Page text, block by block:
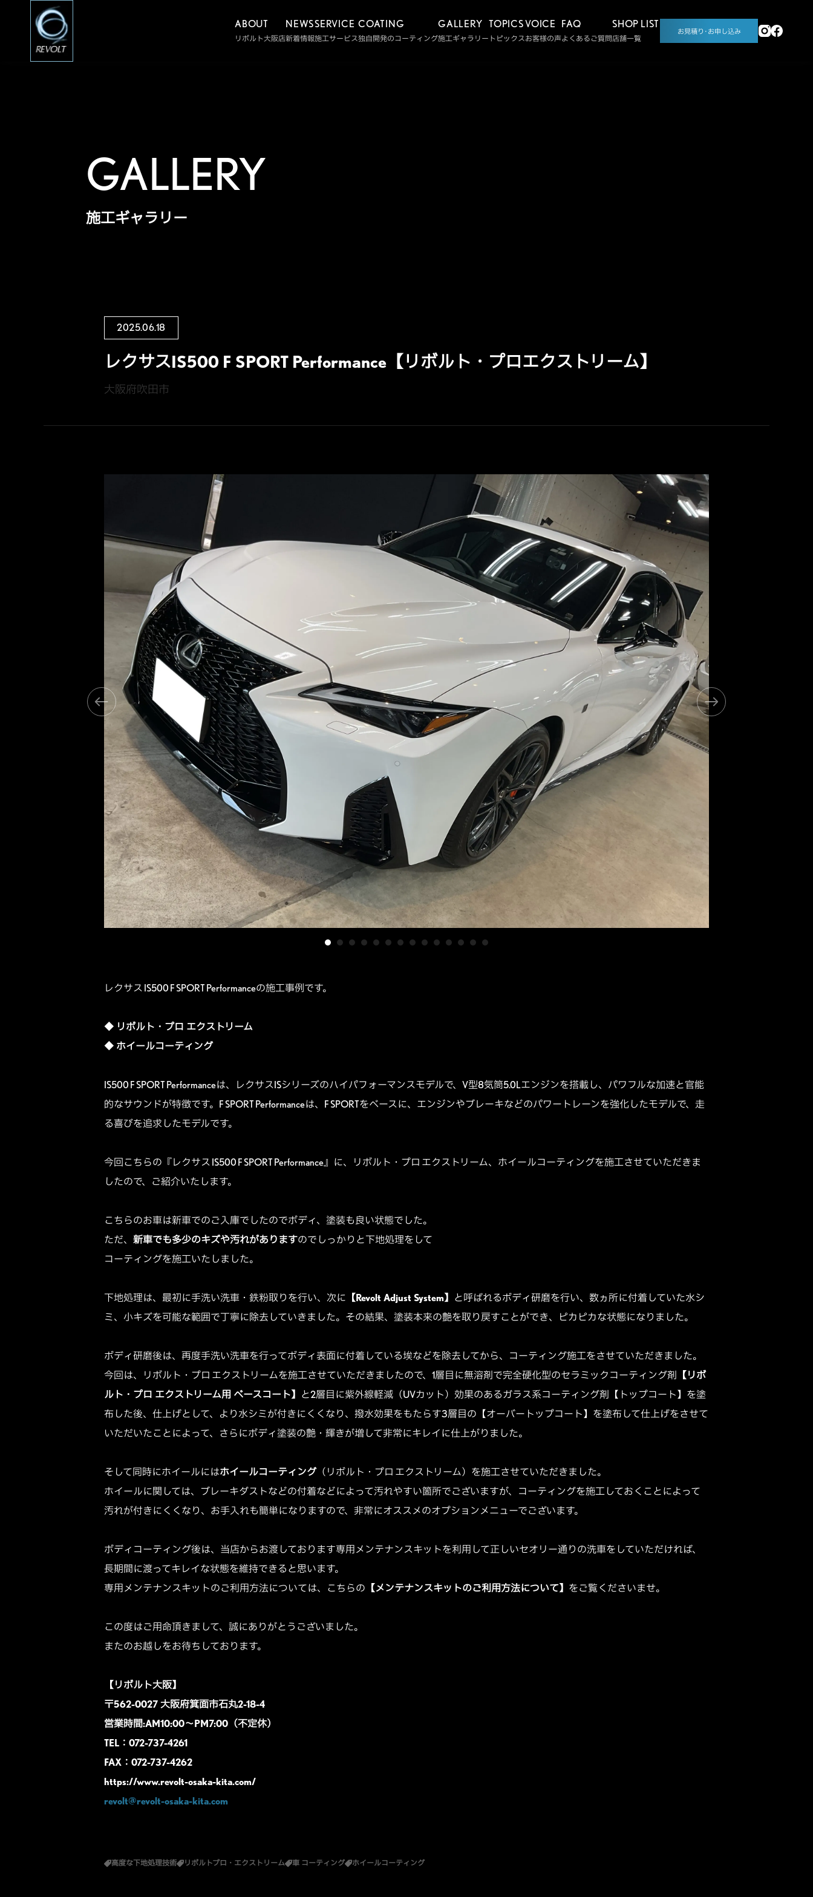
ABOUT
リボルト大阪店
NEWS
新着情報
SERVICE
施工サービス
COATING
独自開発のコーティング
GALLERY
施工ギャラリー
TOPICS
トピックス
VOICE
お客様の声
FAQ
よくあるご質問
SHOP LIST
店舗一覧
お見積り･お申し込み
GALLERY
施工ギャラリー
2025.06.18
レクサスIS500 F SPORT Performance【リボルト・プロエクストリーム】
大阪府吹田市
レクサス IS500 F SPORT Performanceの施工事例です。
◆ リボルト・プロ エクストリーム
◆ ホイールコーティング
IS500 F SPORT Performanceは、レクサスISシリーズのハイパフォーマンスモデルで、V型8気筒5.0Lエンジンを搭載し、パワフルな加速と官能
的なサウンドが特徴です。 F SPORT Performanceは、F SPORTをベースに、エンジンやブレーキなどのパワートレーンを強化したモデルで、走
る喜びを追求したモデルです。
今回こちらの『レクサス IS500 F SPORT Performance』に、リボルト・プロ エクストリーム、ホイールコーティングを施工させていただきま
したので、ご紹介いたします。
こちらのお車は新車でのご入庫でしたのでボディ、塗装も良い状態でした。
ただ、 新車でも多少のキズや汚れがありますのでしっかりと下地処理をして
コーティングを施工いたしました。
下地処理は、最初に手洗い洗車・鉄粉取りを行い、次に 【Revolt Adjust System】
と呼ばれるボディ研磨を行い、数ヵ所に付着していた水シ
ミ、小キズを可能な範囲で丁寧に除去していきました。その結果、塗装本来の艶を取り戻すことができ、ピカピカな状態になりました。
ボディ研磨後は、再度手洗い洗車を行ってボディ表面に付着している埃などを除去してから、コーティング施工をさせていただきました。
今回は、リボルト・プロ エクストリームを施工させていただきましたので、1層目に無溶剤で完全硬化型のセラミックコーティング剤
【リボ
ルト・プロ エクストリーム用 ベースコート】
と2層目に紫外線軽減（UVカット）効果のあるガラス系コーティング剤【トップコート】を塗
布した後、仕上げとして、より水シミが付きにくくなり、撥水効果をもたらす3層目の【オーバートップコート】を塗布して仕上げをさせて
いただいたことによって、さらにボディ塗装の艶・輝きが増して非常にキレイに仕上がりました。
そして同時にホイールにはホイールコーティング（リボルト・プロ エクストリーム）を施工させていただきました。
ホイールに関しては、ブレーキダストなどの付着などによって汚れやすい箇所でございますが、コーティングを施工しておくことによって
汚れが付きにくくなり、お手入れも簡単になりますので、非常にオススメのオプションメニューでございます。
ボディコーティング後は、当店からお渡しております専用メンテナンスキットを利用して正しいセオリー通りの洗車をしていただければ、
長期間に渡ってキレイな状態を維持できると思います。
専用メンテナンスキットのご利用方法については、こちらの 【メンテナンスキットのご利用方法について】 をご覧くださいませ。
この度はご用命頂きまして、誠にありがとうございました。
またのお越しをお待ちしております。
【リボルト大阪】
〒562-0027 大阪府箕面市石丸2-18-4
営業時間:AM10:00～PM7:00（不定休）
TEL：072-737-4261
FAX：072-737-4262
https://www.revolt-osaka-kita.com/
revolt@revolt-osaka-kita.com
高度な下地処理技術 リボルトプロ・エクストリーム 車 コーティング ホイールコーティング